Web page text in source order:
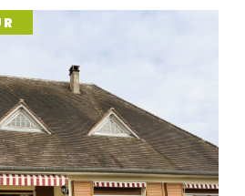
budgets et tous les projets
Vous êtes propriétaire et
Nous vous
Pont-Sainte-Maxence
vous déchargeant des
annonces de location et
aujourd’hui.
Un service de gestion